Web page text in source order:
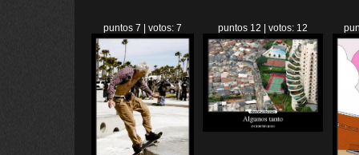
puntos 7 | votos: 7 puntos 12 | votos: 12